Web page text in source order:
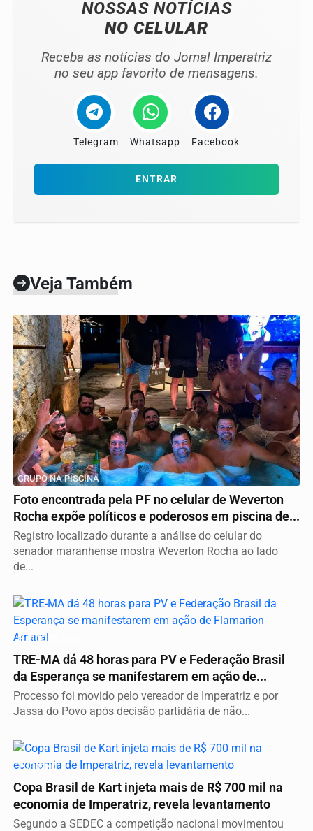
NOSSAS NOTÍCIAS
NO CELULAR
Receba as notícias do Jornal Imperatriz
no seu app favorito de mensagens.
Telegram Whatsapp Facebook
ENTRAR
Veja Também
GRUPO NA PISCINA
Foto encontrada pela PF no celular de Weverton
Rocha expõe políticos e poderosos em piscina de...
Registro localizado durante a análise do celular do
senador maranhense mostra Weverton Rocha ao lado
de...
ELEIÇÕES 2026
TRE-MA dá 48 horas para PV e Federação Brasil
da Esperança se manifestarem em ação de...
Processo foi movido pelo vereador de Imperatriz e por
Jassa do Povo após decisão partidária de não...
TURISMO
Copa Brasil de Kart injeta mais de R$ 700 mil na
economia de Imperatriz, revela levantamento
Segundo a SEDEC a competição nacional movimentou